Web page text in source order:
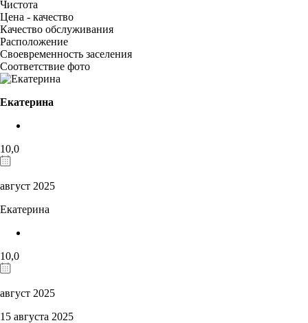
Чистота
Цена - качество
Качество обслуживания
Расположение
Своевременность заселения
Соответствие фото
Екатерина
10,0
август 2025
Екатерина
10,0
август 2025
15 августа 2025